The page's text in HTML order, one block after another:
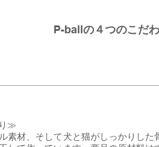
P-ballの４つのこだ
≫
素材、そして犬と猫がしっかりし